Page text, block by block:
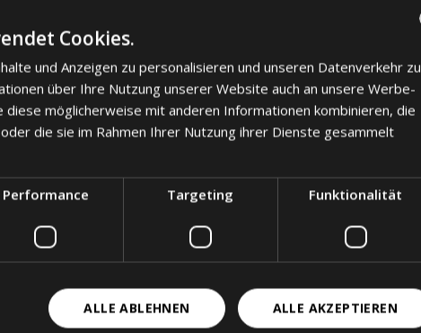
ITALIAN
GERMAN
ENGLISH
Cookies.
und Anzeigen zu personalisieren und unseren Datenverkehr zu
über Ihre Nutzung unserer Website auch an unsere Werbe-
möglicherweise mit anderen Informationen kombinieren, die
die sie im Rahmen Ihrer Nutzung ihrer Dienste gesammelt
Performance Targeting Funktionalität
ALLE AKZEPTIEREN
ALLE ABLEHNEN